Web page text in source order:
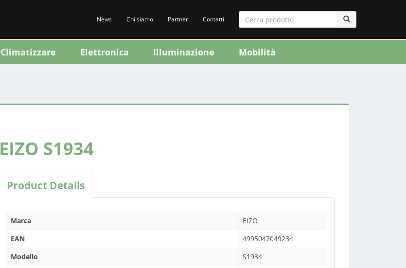
News Chi siamo Partner Contatti
Climatizzare Elettronica Illuminazione Mobilità
EIZO S1934
Product Details
Marca
EIZO
EAN
4995047049234
Modello
S1934